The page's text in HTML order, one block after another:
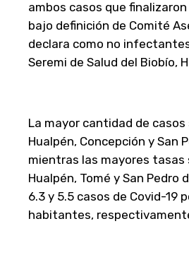
ambos casos que
bajo definición de Comité
declara como no
Seremi de Salud del Biobío,
La mayor cantidad de
Hualpén, Concepción y San
mientras las mayores tasas
Hualpén, Tomé y San Pedro
6.3 y 5.5 casos de Covid-19
habitantes,